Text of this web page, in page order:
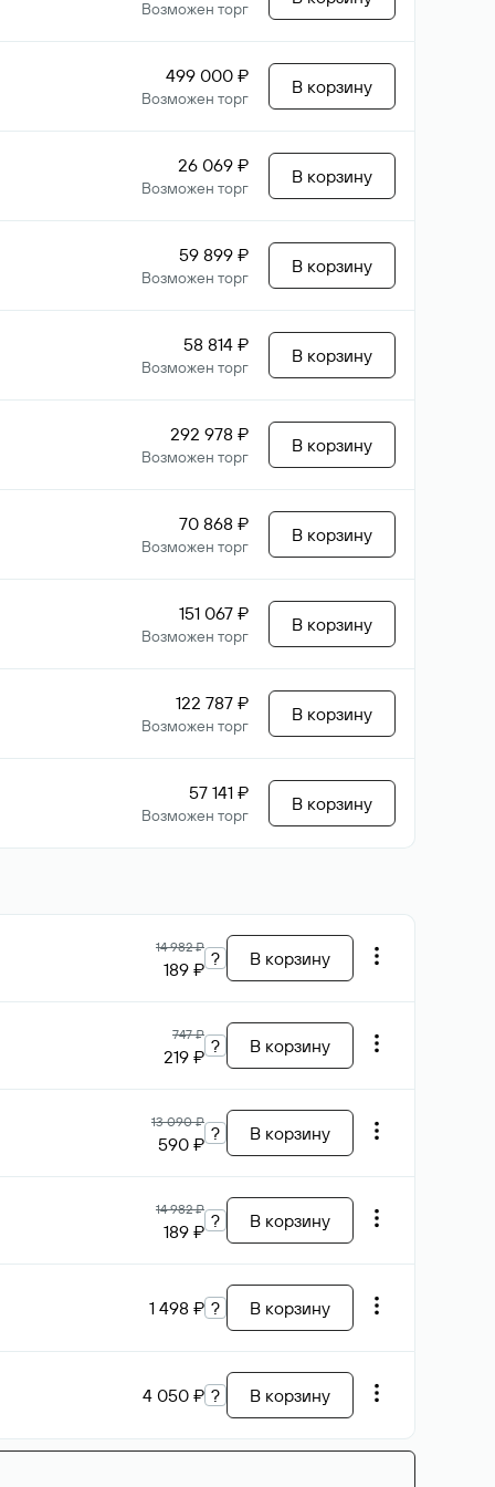
Возможен торг
499 000 ₽
Возможен торг
В корзину
26 069 ₽
Возможен торг
В корзину
59 899 ₽
Возможен торг
В корзину
58 814 ₽
Возможен торг
В корзину
292 978 ₽
Возможен торг
В корзину
70 868 ₽
Возможен торг
В корзину
151 067 ₽
Возможен торг
В корзину
122 787 ₽
Возможен торг
В корзину
57 141 ₽
Возможен торг
В корзину
14 982 ₽
189 ₽ ? В корзину
747 ₽
219 ₽ ? В корзину
13 090 ₽
590 ₽ ? В корзину
14 982 ₽
189 ₽ ? В корзину
1 498 ₽ ? В корзину
4 050 ₽ ? В корзину